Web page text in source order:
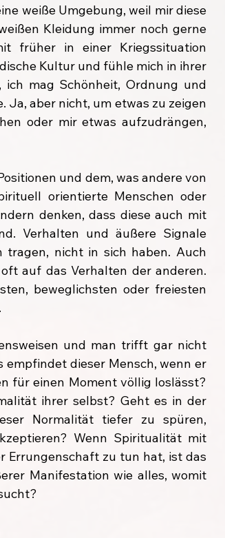
weiße Umgebung, weil mir diese
Kleidung immer noch gerne
früher in einer Kriegssituation
Kultur und fühle mich in ihrer
mag Schönheit, Ordnung und
Ja, aber nicht, um etwas zu zeigen
oder mir etwas aufzudrängen,
und dem, was andere von
orientierte Menschen oder
denken, dass diese auch mit
Verhalten und äußere Signale
nicht in sich haben. Auch
auf das Verhalten der anderen.
beweglichsten oder freiesten
und man trifft gar nicht
empfindet dieser Mensch, wenn er
für einen Moment völlig loslässt?
ihrer selbst? Geht es in der
Normalität tiefer zu spüren,
Wenn Spiritualität mit
Errungenschaft zu tun hat, ist das
Manifestation wie alles, womit